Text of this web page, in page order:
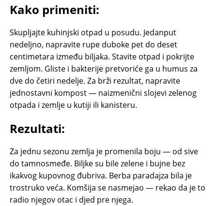
Kako primeniti:
Skupljajte kuhinjski otpad u posudu. Jedanput
nedeljno, napravite rupe duboke pet do deset
centimetara između biljaka. Stavite otpad i pokrijte
zemljom. Gliste i bakterije pretvoriće ga u humus za
dve do četiri nedelje. Za brži rezultat, napravite
jednostavni kompost — naizmenični slojevi zelenog
otpada i zemlje u kutiji ili kanisteru.
Rezultati:
Za jednu sezonu zemlja je promenila boju — od sive
do tamnosmeđe. Biljke su bile zelene i bujne bez
ikakvog kupovnog đubriva. Berba paradajza bila je
trostruko veća. Komšija se nasmejao — rekao da je to
radio njegov otac i djed pre njega.